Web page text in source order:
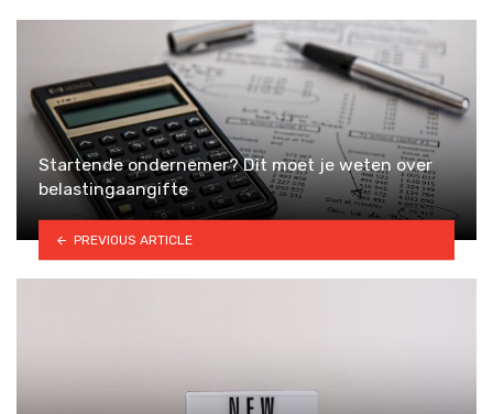
Startende ondernemer? Dit moet je weten over
belastingaangifte
PREVIOUS ARTICLE